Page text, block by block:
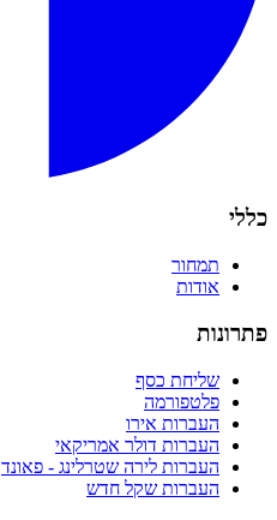
כללי
תמחור
אודות
פתרונות
שליחת כסף
פלטפורמה
העברות אירו
העברות דולר אמריקאי
העברות לירה שטרלינג - פאונד
העברות שקל חדש